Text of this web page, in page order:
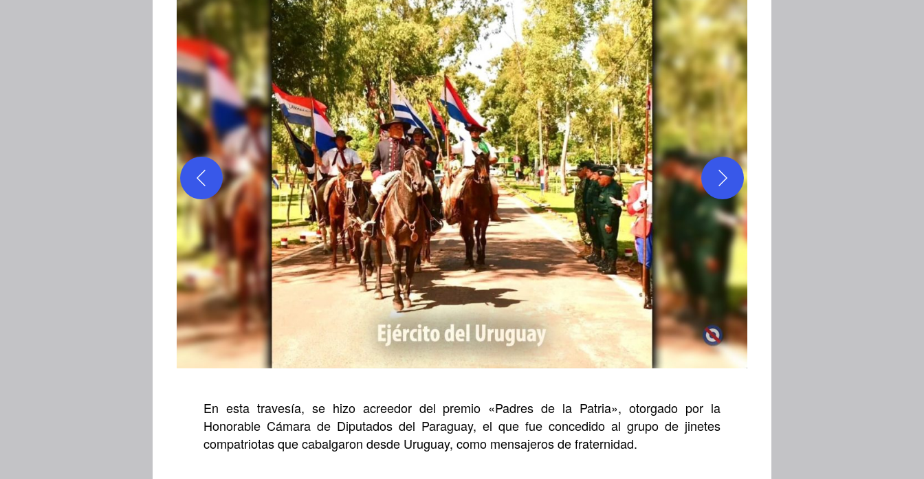
En esta travesía, se hizo acreedor del premio «Padres de la Patria», otorgado por la
Honorable Cámara de Diputados del Paraguay, el que fue concedido al grupo de jinetes
compatriotas que cabalgaron desde Uruguay, como mensajeros de fraternidad.